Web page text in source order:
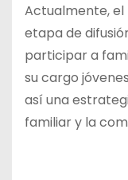
Actualmente,
etapa de
participar a
su cargo
así una
familiar y la